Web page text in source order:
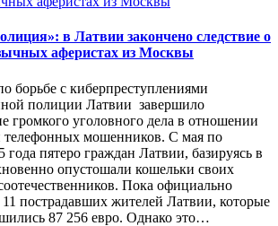
в Латвии закончено следствие о
аферистах из Москвы
борьбе с киберпреступлениями
полиции Латвии завершило
громкого уголовного дела в отношении
телефонных мошенников. С мая по
года пятеро граждан Латвии, базируясь в
опустошали кошельки своих
Пока официально
пострадавших жителей Латвии, которые
87 256 евро. Однако это…